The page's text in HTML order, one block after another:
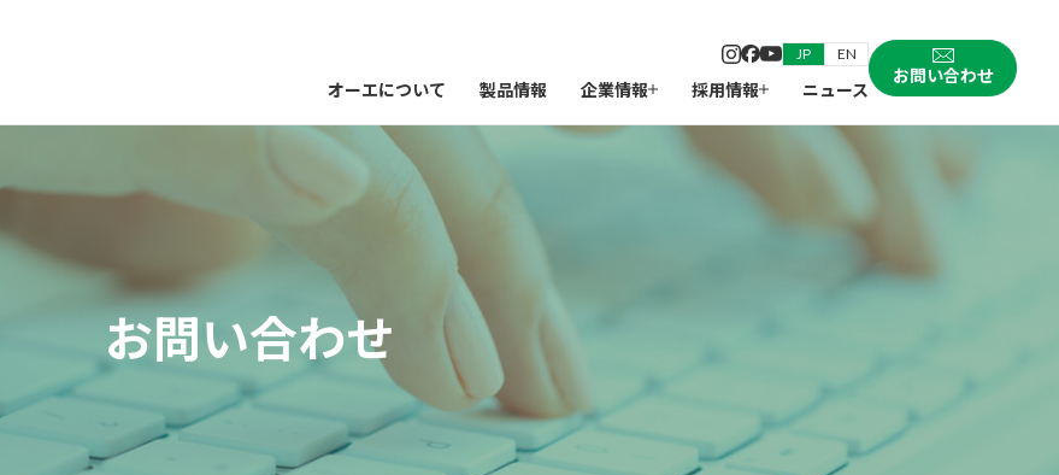
JP EN
オーエについて 製品情報 企業情報 採用情報 ニュース
お問い合わせ
お問い合わせ